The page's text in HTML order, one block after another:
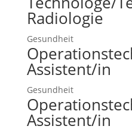
Radiologie
Gesundheit
Assistent/in
Gesundheit
Assistent/in